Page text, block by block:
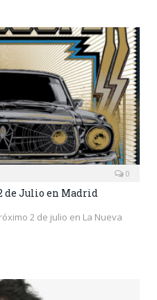
0
de Julio en Madrid
2 de julio en La Nueva